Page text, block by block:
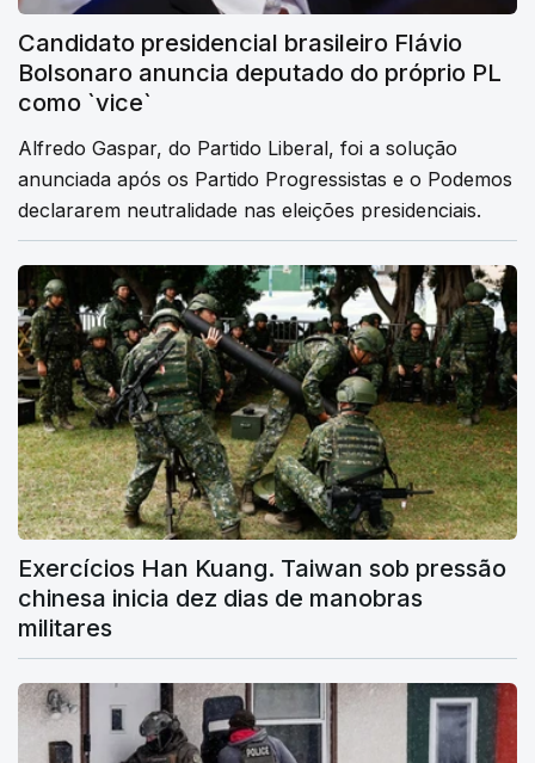
Candidato presidencial brasileiro Flávio
Bolsonaro anuncia deputado do próprio PL
como `vice`
Alfredo Gaspar, do Partido Liberal, foi a solução
anunciada após os Partido Progressistas e o Podemos
declararem neutralidade nas eleições presidenciais.
Exercícios Han Kuang. Taiwan sob pressão
chinesa inicia dez dias de manobras
militares